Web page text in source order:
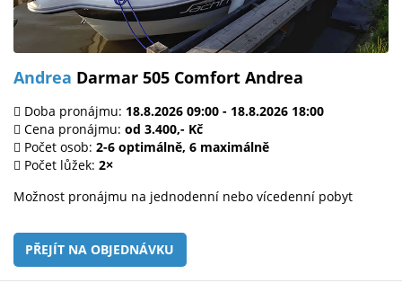
Andrea Darmar 505 Comfort Andrea
Doba pronájmu: 18.8.2026 09:00 - 18.8.2026 18:00
Cena pronájmu: od 3.400,- Kč
Počet osob: 2-6 optimálně, 6 maximálně
Počet lůžek: 2×
Možnost pronájmu na jednodenní nebo vícedenní pobyt
PŘEJÍT NA OBJEDNÁVKU